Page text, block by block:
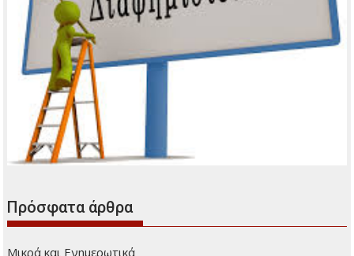
Πρόσφατα άρθρα
Μικρά και Ενημερωτικά